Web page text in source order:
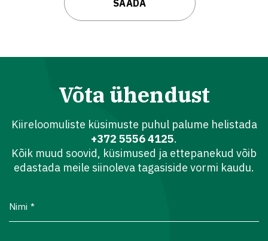
Võta ühendust
Kiireloomuliste küsimuste puhul palume helistada
+372 5556 4125.
Kõik muud soovid, küsimused ja ettepanekud võib
edastada meile siinoleva tagasiside vormi kaudu.
Nimi